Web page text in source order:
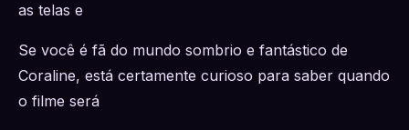
as telas e
Se você é fã do mundo sombrio e fantástico de
Coraline, está certamente curioso para saber quando
o filme será